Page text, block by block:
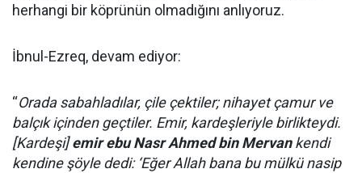
herhangi bir köprünün olmadığını anlıyoruz.
İbnul-Ezreq, devam ediyor:
“Orada sabahladılar, çile çektiler; nihayet çamur ve
balçık içinden geçtiler. Emir, kardeşleriyle birlikteydi.
[Kardeşi]emir ebu Nasr Ahmed bin Mervankendi
kendine şöyle dedi: ‘Eğer Allah bana bu mülkü nasip